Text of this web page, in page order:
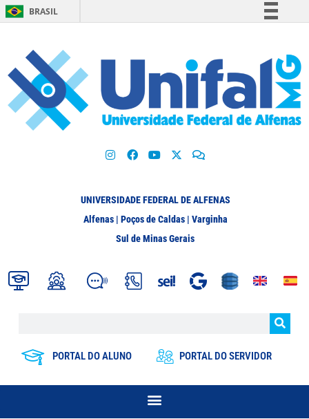
BRASIL
Participe
Acesso à informação
Legislação
UNIVERSIDADE FEDERAL DE ALFENAS
Alfenas | Poços de Caldas | Varginha
Sul de Minas Gerais
PORTAL DO ALUNO PORTAL DO SERVIDOR